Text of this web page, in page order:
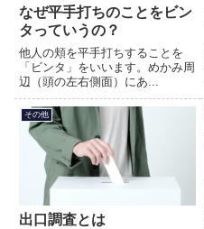
なぜ平手打ちのことをビン
タっていうの？
他人の頬を平手打ちすることを
「ビンタ」をいいます。めかみ周
辺（頭の左右側面）にあ...
その他
出口調査とは